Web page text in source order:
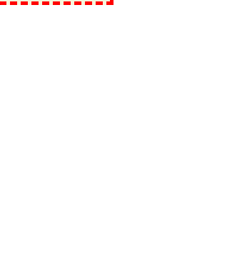
подшипники, пневматика, метизы,
BMZ, ХАРП, CX, РОЛТОМ, APZ, FBJ, KYK,